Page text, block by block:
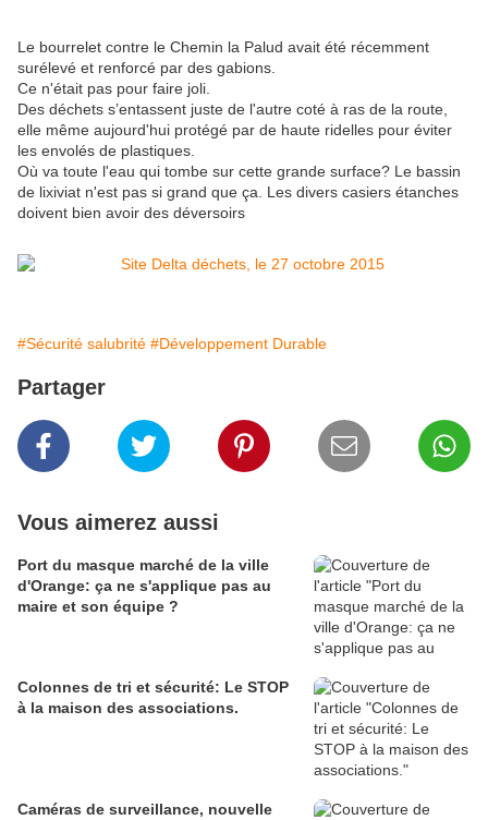
Le bourrelet contre le Chemin la Palud avait été récemment
surélevé et renforcé par des gabions.
Ce n'était pas pour faire joli.
Des déchets s’entassent juste de l'autre coté à ras de la route,
elle même aujourd'hui protégé par de haute ridelles pour éviter
les envolés de plastiques.
Où va toute l'eau qui tombe sur cette grande surface? Le bassin
de lixiviat n'est pas si grand que ça. Les divers casiers étanches
doivent bien avoir des déversoirs
#Sécurité salubrité #Développement Durable
Partager
Vous aimerez aussi
Port du masque marché de la ville
d'Orange: ça ne s'applique pas au
maire et son équipe ?
Colonnes de tri et sécurité: Le STOP
à la maison des associations.
Caméras de surveillance, nouvelle